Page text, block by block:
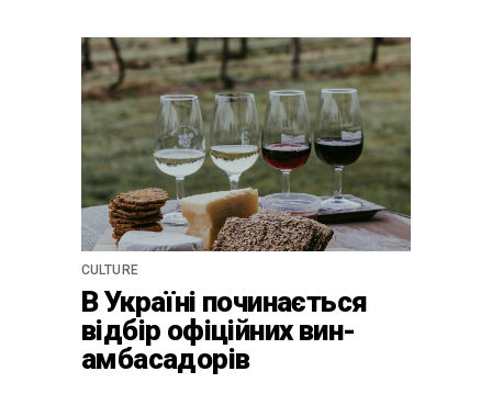
CULTURE
В Україні починається
відбір офіційних вин-
амбасадорів